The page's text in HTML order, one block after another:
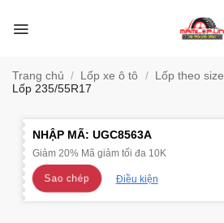
qua
Trang chủ / Lốp xe ô tô / Lốp theo size
Lốp 235/55R17
NHẬP MÃ: UGC8563A
Giảm 20% Mã giảm tối đa 10K
Sao chép Điều kiện